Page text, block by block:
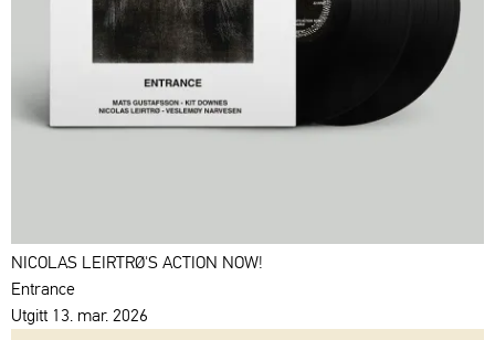
NICOLAS LEIRTRØ'S ACTION NOW!
Entrance
Utgitt 13. mar. 2026